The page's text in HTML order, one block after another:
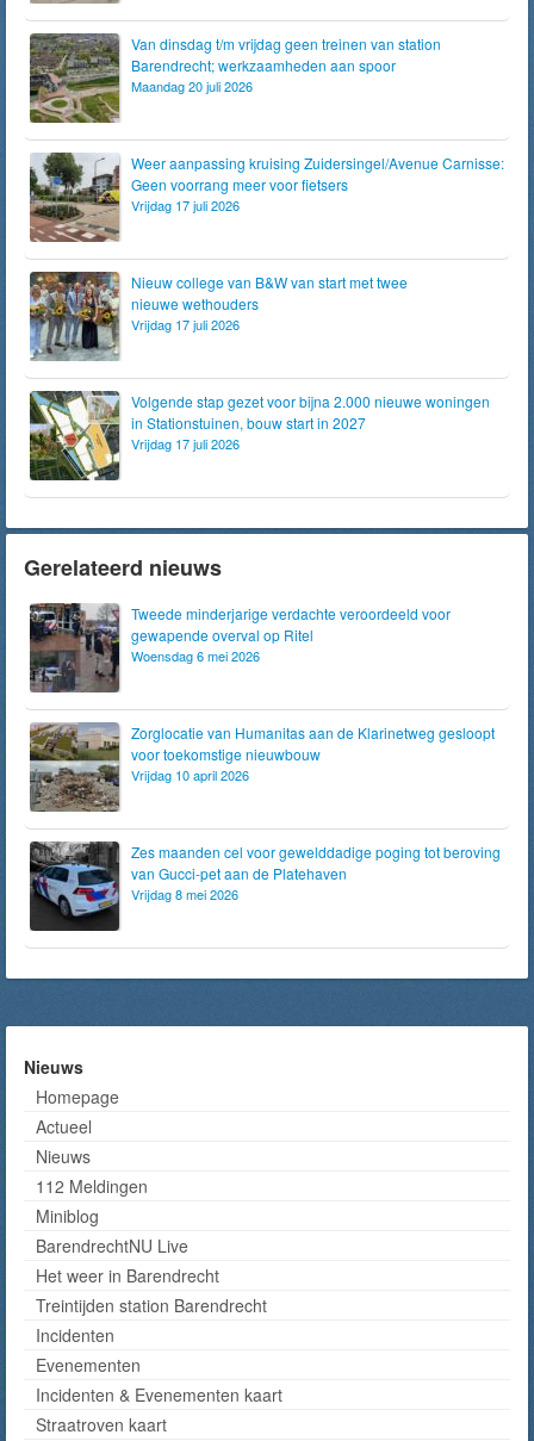
Van dinsdag t/m vrijdag geen treinen van station
Barendrecht; werkzaamheden aan spoor
Maandag 20 juli 2026
Weer aanpassing kruising Zuidersingel/Avenue Carnisse:
Geen voorrang meer voor fietsers
Vrijdag 17 juli 2026
Nieuw college van B&W van start met twee
nieuwe wethouders
Vrijdag 17 juli 2026
Volgende stap gezet voor bijna 2.000 nieuwe woningen
in Stationstuinen, bouw start in 2027
Vrijdag 17 juli 2026
Gerelateerd nieuws
Tweede minderjarige verdachte veroordeeld voor
gewapende overval op Ritel
Woensdag 6 mei 2026
Zorglocatie van Humanitas aan de Klarinetweg gesloopt
voor toekomstige nieuwbouw
Vrijdag 10 april 2026
Zes maanden cel voor gewelddadige poging tot beroving
van Gucci-pet aan de Platehaven
Vrijdag 8 mei 2026
Nieuws
Homepage
Actueel
Nieuws
112 Meldingen
Miniblog
BarendrechtNU Live
Het weer in Barendrecht
Treintijden station Barendrecht
Incidenten
Evenementen
Incidenten & Evenementen kaart
Straatroven kaart